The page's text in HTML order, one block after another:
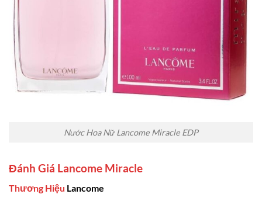
Nước Hoa Nữ Lancome Miracle EDP
Đánh Giá Lancome Miracle
Thương Hiệu Lancome